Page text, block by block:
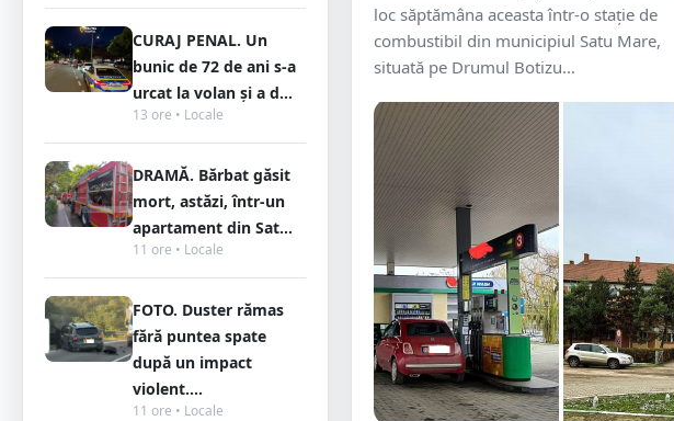
CURAJ PENAL. Un
bunic de 72 de ani s-a
urcat la volan și a d...
13 ore • Locale
DRAMĂ. Bărbat găsit
mort, astăzi, într-un
apartament din Sat...
11 ore • Locale
FOTO. Duster rămas
fără puntea spate
după un impact
violent....
11 ore • Locale
loc săptămâna aceasta într-o stație de
combustibil din municipiul Satu Mare,
situată pe Drumul Botizu...